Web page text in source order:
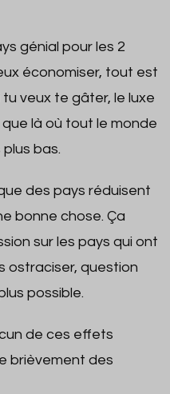
génial pour les 2
économiser, tout est
veux te gâter, le luxe
là où tout le monde
bas.
des pays réduisent
bonne chose. Ça
sur les pays qui ont
ostraciser, question
possible.
de ces effets
brièvement des